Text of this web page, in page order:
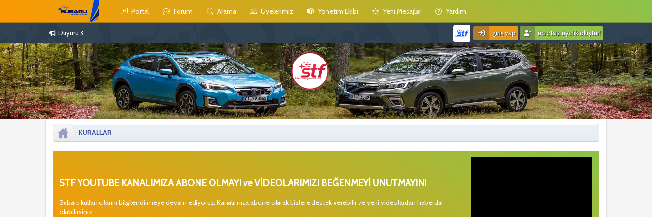
Portal Forum Arama Üyelerimiz Yönetim Ekibi Yeni Mesajlar Yardım
Duyuru 3 giriş yap ücretsiz üyelik oluştur!
KURALLAR
STF YOUTUBE KANALIMIZA ABONE OLMAYI ve VİDEOLARIMIZI BEĞENMEYİ UNUTMAYIN!
Subaru kullanıcılarını bilgilendirmeye devam ediyoruz. Kanalımıza abone olarak bizlere destek verebilir ve yeni videolardan haberdar
olabilirsiniz.